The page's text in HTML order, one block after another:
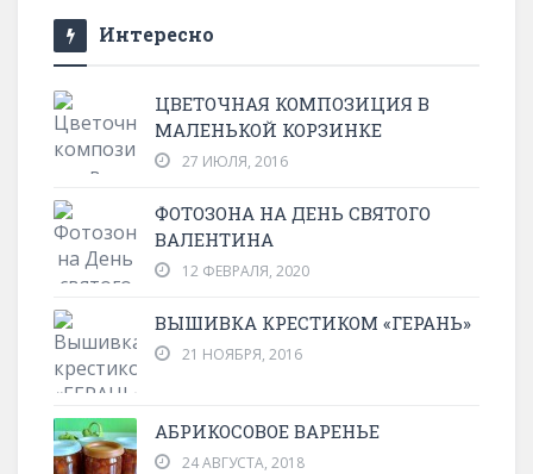
Интересно
ЦВЕТОЧНАЯ КОМПОЗИЦИЯ В
МАЛЕНЬКОЙ КОРЗИНКЕ
27 ИЮЛЯ, 2016
ФОТОЗОНА НА ДЕНЬ СВЯТОГО
ВАЛЕНТИНА
12 ФЕВРАЛЯ, 2020
ВЫШИВКА КРЕСТИКОМ «ГЕРАНЬ»
21 НОЯБРЯ, 2016
АБРИКОСОВОЕ ВАРЕНЬЕ
24 АВГУСТА, 2018